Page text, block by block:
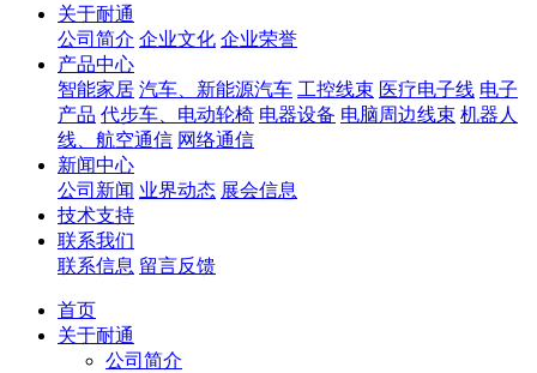
关于耐通
公司简介 企业文化 企业荣誉
产品中心
智能家居 汽车、新能源汽车 工控线束 医疗电子线 电子
产品 代步车、电动轮椅 电器设备 电脑周边线束 机器人
线、航空通信 网络通信
新闻中心
公司新闻 业界动态 展会信息
技术支持
联系我们
联系信息 留言反馈
首页
关于耐通
公司简介